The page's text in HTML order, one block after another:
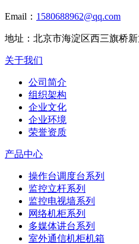
Email： 1580688962@qq.com
地址： 北京市海淀区西三旗桥
关于我们
公司简介
组织架构
企业文化
企业环境
荣誉资质
产品中心
操作台调度台系列
监控立杆系列
监控电视墙系列
网络机柜系列
多媒体讲台系列
室外通信机柜机箱